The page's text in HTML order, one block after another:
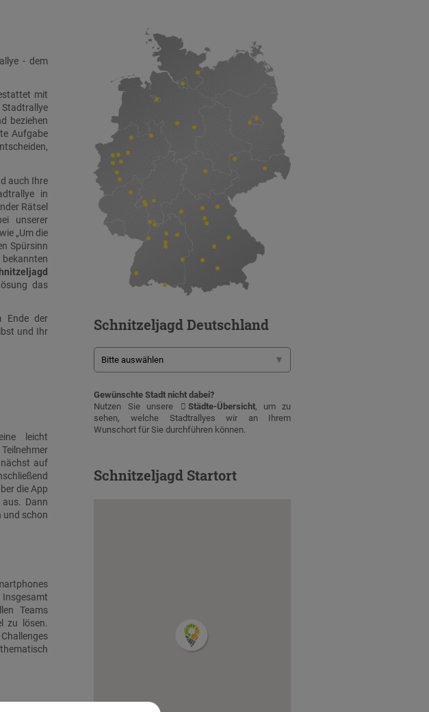
- dem
mit
beziehen
Aufgabe
auch Ihre
in
Rätsel
unserer
„Um die
Spürsinn
das
Ende der
und Ihr
leicht
auf
die App
Dann
und schon
Teams
zu lösen.
Schnitzeljagd Deutschland
Gewünschte Stadt nicht dabei?
Nutzen Sie unsere
Städte-Übersicht, um zu
sehen, welche Stadtrallyes wir an Ihrem
Wunschort für Sie durchführen können.
Schnitzeljagd Startort